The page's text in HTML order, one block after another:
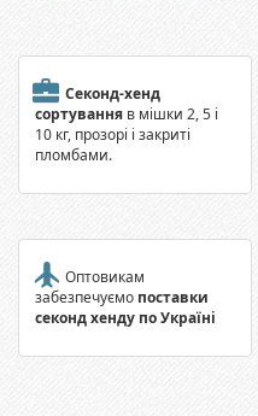
Секонд-хенд
сортування в мішки 2, 5 і
10 кг, прозорі і закриті
пломбами.
Оптовикам
забезпечуємо поставки
секонд хенду по Україні